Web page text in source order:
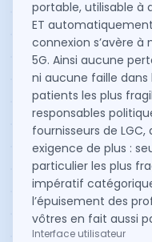
portable, utilisable à
ET
connexion s’avère à
5G. Ainsi aucune
ni aucune faille dans
patients les plus
responsables
fournisseurs de
exigence de plus :
particulier les plus
impératif
l’épuisement des
vôtres en fait aussi
Interface utilisateur